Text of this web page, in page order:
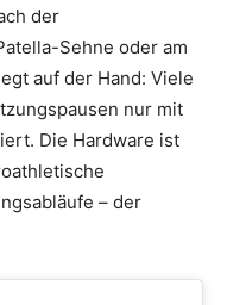
der
Sehne oder am
auf der Hand: Viele
nur mit
Die Hardware ist
– der